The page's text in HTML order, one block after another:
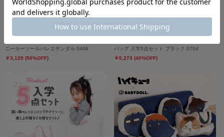
ニーカーソールバレエサンダル 0406
￥3,129 (50%OFF)
バッグ 入学5点セット ブラック 0704
￥5,273 (40%OFF)